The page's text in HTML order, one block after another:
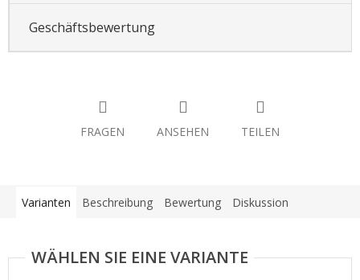
Geschäftsbewertung
FRAGEN ANSEHEN TEILEN
Varianten Beschreibung Bewertung Diskussion